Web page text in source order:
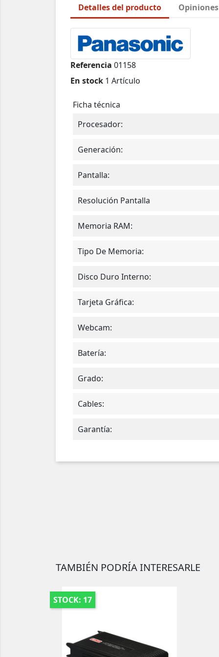
Detalles del producto
Referencia 01158
En stock 1 Artículo
Ficha técnica
Procesador:
Generación:
Pantalla:
Resolución Pantalla
Memoria RAM:
Tipo De Memoria:
Disco Duro Interno:
Tarjeta Gráfica:
Webcam:
Batería:
Grado:
Cables:
Garantía:
TAMBIÉN PODRÍA INTERESARLE
STOCK: 17